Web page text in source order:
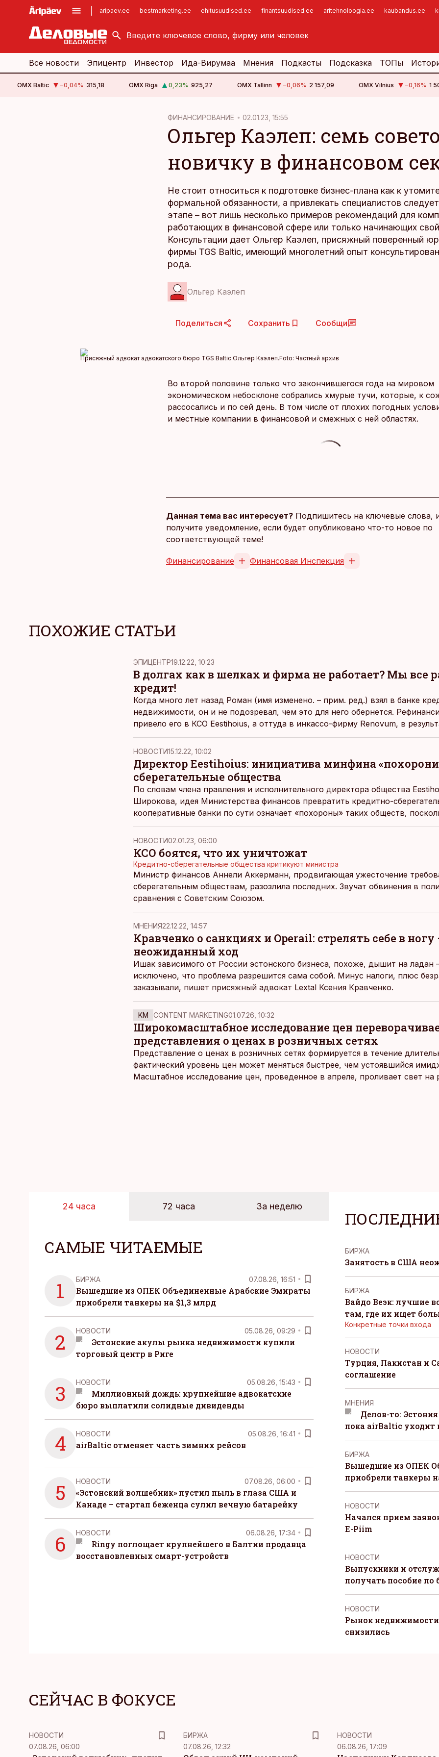
aripaev.ee bestmarketing.ee ehitusuudised.ee finantsuudised.ee aritehnoloogia.ee kaubandus.ee
kinnisvarauudised.ee
logistikauudised.ee
imelineajalugu.ee
Все новости Эпицентр Инвестор Ида-Вирумаа Мнения Подкасты Подсказка ТОПы
OMX Baltic −0,04% 315,18 OMX Riga 0,23% 925,27 OMX Tallinn −0,06% 2 157,09 OMX Vilnius −0,16% 1
ФИНАНСИРОВАНИЕ 02.01.23, 15:55
Ольгер Каэлеп: семь
новичку в финансовом
Не стоит относиться к подготовке бизнес-плана как к
формальной обязанности, а привлекать специалистов
этапе – вот лишь несколько примеров рекомендаций для
работающих в финансовой сфере или только начинающих
Консультации дает Ольгер Каэлеп, присяжный поверенный
фирмы TGS Baltic, имеющий многолетний опыт
рода.
Ольгер Каэлеп
Поделиться Сохранить Сообщи
Присяжный адвокат адвокатского бюро TGS Baltic Ольгер Каэлеп.Foto: Частный архив
Во второй половине только что закончившегося года на мировом
экономическом небосклоне собрались хмурые тучи, которые, к
рассосались и по сей день. В том числе от плохих погодных
и местные компании в финансовой и смежных с ней областях.
Данная тема вас интересует? Подпишитесь на ключевые слова,
получите уведомление, если будет опубликовано что-то новое по
соответствующей теме!
Финансирование Финансовая Инспекция
ПОХОЖИЕ СТАТЬИ
ЭПИЦЕНТР19.12.22, 10:23
В долгах как в шелках и фирма не работает? Мы все
кредит!
Когда много лет назад Роман (имя изменено. – прим. ред.) взял в банке
недвижимости, он и не подозревал, чем это для него обернется.
привело его в КСО Eestihoius, а оттуда в инкассо-фирму Renovum, в
превратился в съемщика своей же квартиры. Этой зимой ему буквально
крыши над головой.
НОВОСТИ15.12.22, 10:02
Директор Eestihoius: инициатива минфина
сберегательные общества
По словам члена правления и исполнительного директора общества
Широкова, идея Министерства финансов превратить кредитно-
кооперативные банки по сути означает «похороны» таких обществ,
удастся выполнить выдвинутые государством требования, пишет
НОВОСТИ02.01.23, 06:00
КСО боятся, что их уничтожат
Кредитно-сберегательные общества критикуют министра
Министр финансов Аннели Аккерманн, продвигающая ужесточение
сберегательным обществам, разозлила последних. Звучат обвинения в
сравнения с Советским Союзом.
MНЕНИЯ22.12.22, 14:57
Кравченко о санкциях и Operail: стрелять себе в ногу
неожиданный ход
Ишак зависимого от России эстонского бизнеса, похоже, дышит на ладан
исключено, что проблема разрешится сама собой. Минус налоги, плюс
заказывали, пишет присяжный адвокат Lextal Ксения Кравченко.
KM CONTENT MARKETING01.07.26, 10:32
Широкомасштабное исследование цен
представления о ценах в розничных сетях
Представление о ценах в розничных сетях формируется в течение
фактический уровень цен может меняться быстрее, чем устоявшийся
Масштабное исследование цен, проведенное в апреле, проливает свет на
24 часа 72 часа За неделю
САМЫЕ ЧИТАЕМЫЕ
1 БИРЖА 07.08.26, 16:51
Вышедшие из ОПЕК Объединенные Арабские Эмираты
приобрели танкеры на $1,3 млрд
2 НОВОСТИ 05.08.26, 09:29
Эстонские акулы рынка недвижимости купили
торговый центр в Риге
3 НОВОСТИ 05.08.26, 15:43
Миллионный дождь: крупнейшие адвокатские
бюро выплатили солидные дивиденды
4 НОВОСТИ 05.08.26, 16:41
airBaltic отменяет часть зимних рейсов
5 НОВОСТИ 07.08.26, 06:00
«Эстонский волшебник» пустил пыль в глаза США и
Канаде – стартап беженца сулил вечную батарейку
6 НОВОСТИ 06.08.26, 17:34
Ringy поглощает крупнейшего в Балтии продавца
восстановленных смарт-устройств
БИРЖА
Занятость в США
БИРЖА
Вайдо Веэк: лучшие
там, где их ищет
Конкретные точки входа
НОВОСТИ
Турция, Пакистан и
соглашение
MНЕНИЯ
Делов-то:
пока airBaltic уходит
БИРЖА
Вышедшие из ОПЕК
приобрели танкеры
НОВОСТИ
Начался прием
E-Piim
НОВОСТИ
Выпускники и
получать пособие по
НОВОСТИ
Рынок
снизились
СЕЙЧАС В ФОКУСЕ
НОВОСТИ
07.08.26, 06:00
БИРЖА
07.08.26, 12:32
НОВОСТИ
06.08.26, 17:09